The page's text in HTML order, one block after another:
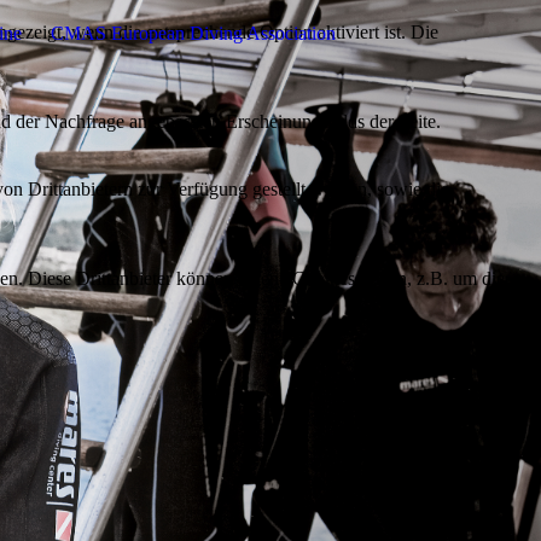
CMAS European Diving Association
wenn die entsprechende Option aktiviert ist. Die
Nachfrage angepassten Erscheinungsbilds der Seite.
Drittanbietern zur Verfügung gestellt werden, sowie die
Diese Drittanbieter können eigene Cookies setzen, z.B. um die